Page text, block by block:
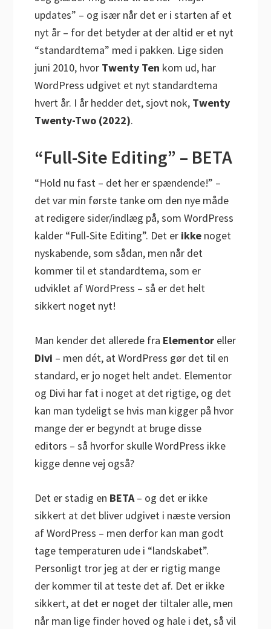
updates” – og især når det er i starten af et
nyt år – for det betyder at der altid er et nyt
“standardtema” med i pakken. Lige siden
juni 2010, hvor Twenty Ten kom ud, har
WordPress udgivet et nyt standardtema
hvert år. I år hedder det, sjovt nok, Twenty
Twenty-Two (2022).
“Full-Site Editing” – BETA
“Hold nu fast – det her er spændende!” –
det var min første tanke om den nye måde
at redigere sider/indlæg på, som WordPress
kalder “Full-Site Editing”. Det er ikke noget
nyskabende, som sådan, men når det
kommer til et standardtema, som er
udviklet af WordPress – så er det helt
sikkert noget nyt!
Man kender det allerede fra Elementor eller
Divi – men dét, at WordPress gør det til en
standard, er jo noget helt andet. Elementor
og Divi har fat i noget at det rigtige, og det
kan man tydeligt se hvis man kigger på hvor
mange der er begyndt at bruge disse
editors – så hvorfor skulle WordPress ikke
kigge denne vej også?
Det er stadig en BETA– og det er ikke
sikkert at det bliver udgivet i næste version
af WordPress – men derfor kan man godt
tage temperaturen ude i “landskabet”.
Personligt tror jeg at der er rigtig mange
der kommer til at teste det af. Det er ikke
sikkert, at det er noget der tiltaler alle, men
når man lige finder hoved og hale i det, så vil